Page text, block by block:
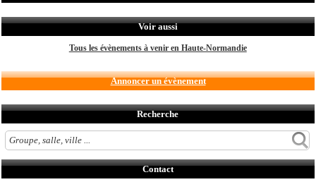
Voir aussi
Tous les évènements à venir en Haute-Normandie
Annoncer un évènement
Recherche
Contact